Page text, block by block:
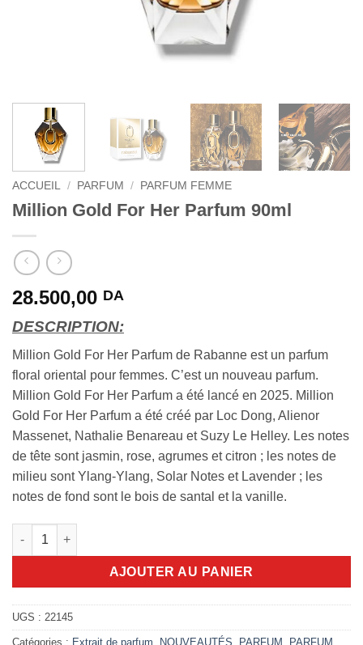
ACCUEIL / PARFUM / PARFUM FEMME
Million Gold For Her Parfum 90ml
28.500,00 DA
DESCRIPTION:
Million Gold For Her Parfum de Rabanne est un parfum
floral oriental pour femmes. C’est un nouveau parfum.
Million Gold For Her Parfum a été lancé en 2025. Million
Gold For Her Parfum a été créé par Loc Dong, Alienor
Massenet, Nathalie Benareau et Suzy Le Helley. Les notes
de tête sont jasmin, rose, agrumes et citron ; les notes de
milieu sont Ylang-Ylang, Solar Notes et Lavender ; les
notes de fond sont le bois de santal et la vanille.
quantité de Million Gold For Her Parfum 90ml
AJOUTER AU PANIER
UGS : 22145
Catégories : Extrait de parfum NOUVEAUTÉS PARFUM
PARFUM